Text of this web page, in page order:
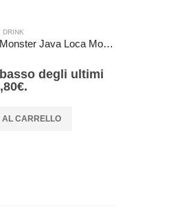
DRINK
PRE-ORDER Monster Java Loca Moca Energy – USA – (TAB black) – 443 ml IN ARRIVO IL 28 Agosto
degli ultimi
€.
AL CARRELLO